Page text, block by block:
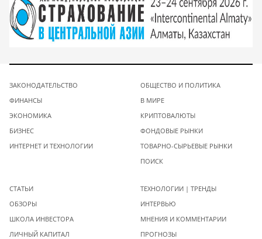
ЗАКОНОДАТЕЛЬСТВО
ФИНАНСЫ
ЭКОНОМИКА
БИЗНЕС
ИНТЕРНЕТ И ТЕХНОЛОГИИ
ОБЩЕСТВО И ПОЛИТИКА
В МИРЕ
КРИПТОВАЛЮТЫ
ФОНДОВЫЕ РЫНКИ
ТОВАРНО-СЫРЬЕВЫЕ РЫНКИ
ПОИСК
СТАТЬИ
ОБЗОРЫ
ШКОЛА ИНВЕСТОРА
ЛИЧНЫЙ КАПИТАЛ
ТЕХНОЛОГИИ | ТРЕНДЫ
ИНТЕРВЬЮ
МНЕНИЯ И КОММЕНТАРИИ
ПРОГНОЗЫ